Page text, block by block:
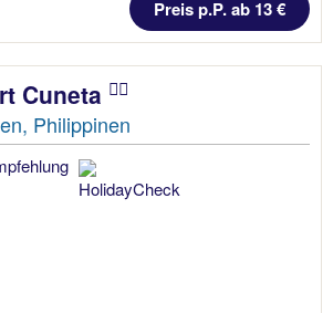
Preis p.P. ab 13 €
Cuneta
Philippinen